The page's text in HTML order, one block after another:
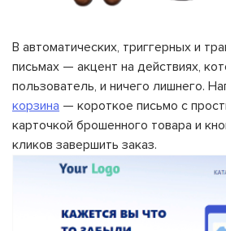
В автоматических, триггерных и
письмах — акцент на действиях,
пользователь, и ничего лишнего.
корзина — короткое письмо с
карточкой брошенного товара и
кликов завершить заказ.